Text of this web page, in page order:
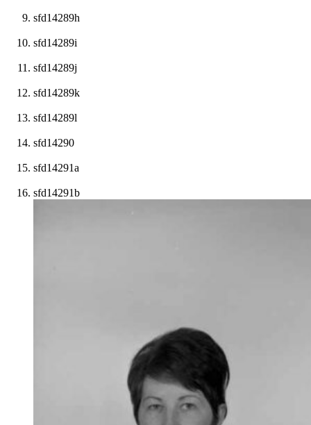
sfd14289h
sfd14289i
sfd14289j
sfd14289k
sfd14289l
sfd14290
sfd14291a
sfd14291b